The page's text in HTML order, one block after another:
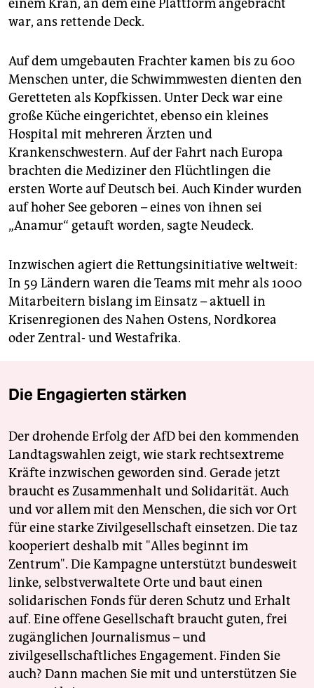
einem Kran, an dem eine Plattform angebracht
war, ans rettende Deck.
Auf dem umgebauten Frachter kamen bis zu 600
Menschen unter, die Schwimmwesten dienten den
Geretteten als Kopfkissen. Unter Deck war eine
große Küche eingerichtet, ebenso ein kleines
Hospital mit mehreren Ärzten und
Krankenschwestern. Auf der Fahrt nach Europa
brachten die Mediziner den Flüchtlingen die
ersten Worte auf Deutsch bei. Auch Kinder wurden
auf hoher See geboren – eines von ihnen sei
„Anamur“ getauft worden, sagte Neudeck.
Inzwischen agiert die Rettungsinitiative weltweit:
In 59 Ländern waren die Teams mit mehr als 1000
Mitarbeitern bislang im Einsatz – aktuell in
Krisenregionen des Nahen Ostens, Nordkorea
oder Zentral- und Westafrika.
Die Engagierten stärken
Der drohende Erfolg der AfD bei den kommenden
Landtagswahlen zeigt, wie stark rechtsextreme
Kräfte inzwischen geworden sind. Gerade jetzt
braucht es Zusammenhalt und Solidarität. Auch
und vor allem mit den Menschen, die sich vor Ort
für eine starke Zivilgesellschaft einsetzen. Die taz
kooperiert deshalb mit "Alles beginnt im
Zentrum". Die Kampagne unterstützt bundesweit
linke, selbstverwaltete Orte und baut einen
solidarischen Fonds für deren Schutz und Erhalt
auf. Eine offene Gesellschaft braucht guten, frei
zugänglichen Journalismus – und
zivilgesellschaftliches Engagement. Finden Sie
auch? Dann machen Sie mit und unterstützen Sie